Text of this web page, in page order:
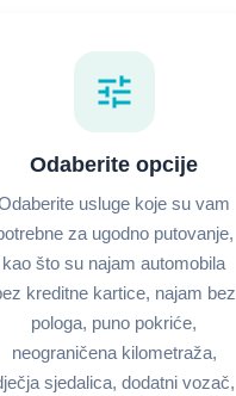
tune
Odaberite opcije
usluge koje su vam
za ugodno putovanje,
kao što su najam automobila
kreditne kartice, najam bez
pologa, puno pokriće,
neograničena kilometraža,
sjedalica, dodatni vozač,